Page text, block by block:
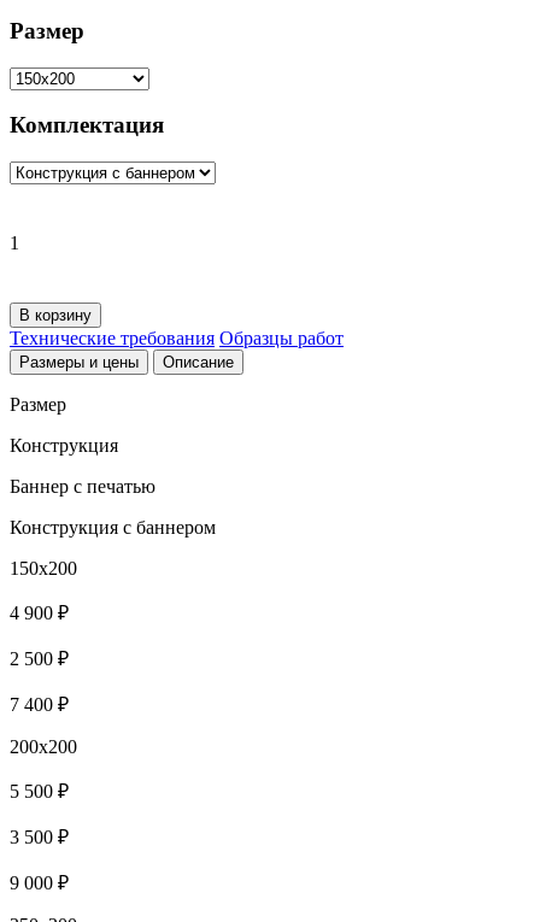
Размер
Комплектация
1
В корзину
Технические требования Образцы работ
Размеры и цены Описание
Размер
Конструкция
Баннер с печатью
Конструкция с баннером
150x200
4 900 ₽
2 500 ₽
7 400 ₽
200x200
5 500 ₽
3 500 ₽
9 000 ₽